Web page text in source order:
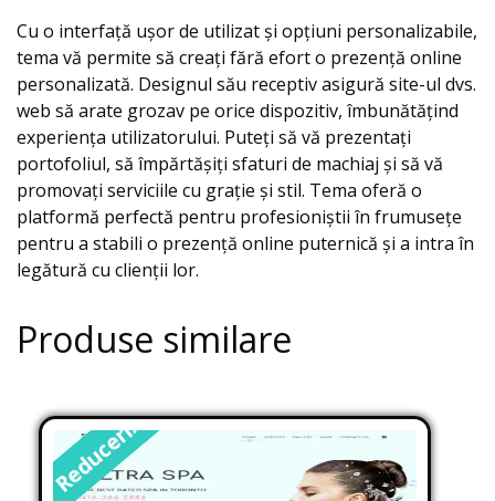
Cu o interfață ușor de utilizat și opțiuni personalizabile,
tema vă permite să creați fără efort o prezență online
personalizată. Designul său receptiv asigură site-ul dvs.
web să arate grozav pe orice dispozitiv, îmbunătățind
experiența utilizatorului. Puteți să vă prezentați
portofoliul, să împărtășiți sfaturi de machiaj și să vă
promovați serviciile cu grație și stil. Tema oferă o
platformă perfectă pentru profesioniștii în frumusețe
pentru a stabili o prezență online puternică și a intra în
legătură cu clienții lor.
Produse similare
Reduceri!